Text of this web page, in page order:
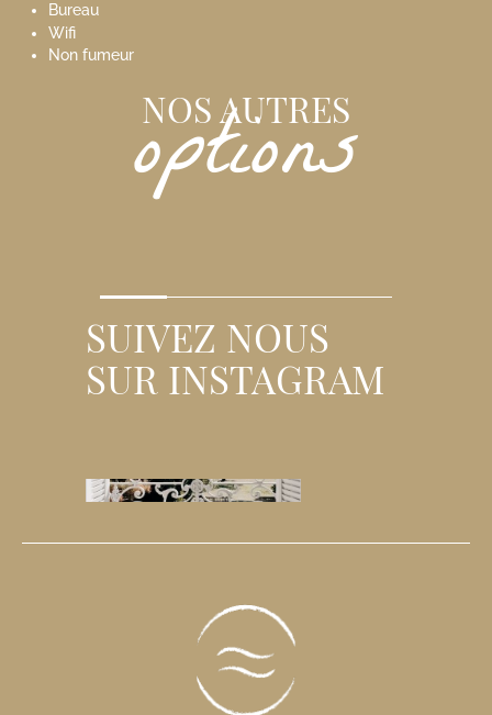
Bureau
Wifi
Non fumeur
NOS AUTRES
options
SUIVEZ NOUS
SUR INSTAGRAM